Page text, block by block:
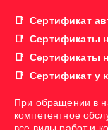
Сертификат
Сертификаты
Сертификаты
Сертификат у
При обращении в
компетентное
все виды работ и